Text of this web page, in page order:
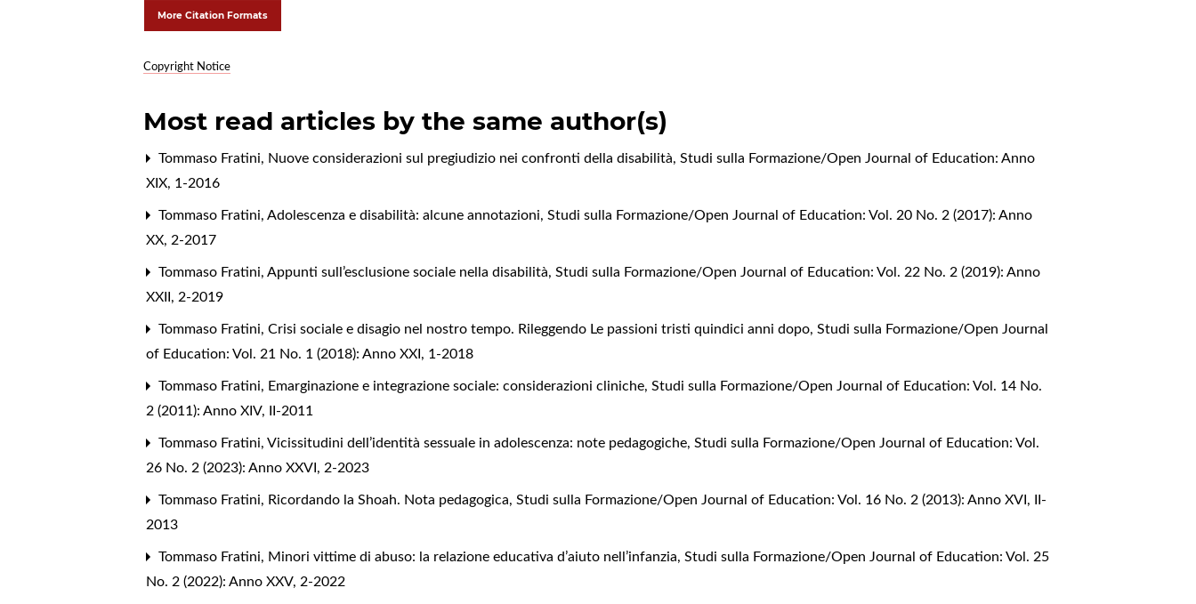
More Citation Formats
Copyright Notice
Most read articles by the same author(s)
Tommaso Fratini, Nuove considerazioni sul pregiudizio nei confronti della disabilità,Studi sulla Formazione/Open Journal of Education: Anno
XIX, 1-2016
Tommaso Fratini,Adolescenza e disabilità: alcune annotazioni,Studi sulla Formazione/Open Journal of Education: Vol. 20 No. 2 (2017): Anno
XX, 2-2017
Tommaso Fratini,Appunti sull’esclusione sociale nella disabilità,Studi sulla Formazione/Open Journal of Education: Vol. 22 No. 2 (2019): Anno
XXII, 2-2019
Tommaso Fratini,Crisi sociale e disagio nel nostro tempo. Rileggendo Le passioni tristi quindici anni dopo,Studi sulla Formazione/Open Journal
of Education: Vol. 21 No. 1 (2018): Anno XXI, 1-2018
Tommaso Fratini, Emarginazione e integrazione sociale: considerazioni cliniche,Studi sulla Formazione/Open Journal of Education: Vol. 14 No.
2 (2011): Anno XIV, II-2011
Tommaso Fratini,Vicissitudini dell’identità sessuale in adolescenza: note pedagogiche,Studi sulla Formazione/Open Journal of Education: Vol.
26 No. 2 (2023): Anno XXVI, 2-2023
Tommaso Fratini, Ricordando la Shoah. Nota pedagogica,Studi sulla Formazione/Open Journal of Education: Vol. 16 No. 2 (2013): Anno XVI, II-
2013
Tommaso Fratini, Minori vittime di abuso: la relazione educativa d’aiuto nell’infanzia,Studi sulla Formazione/Open Journal of Education: Vol. 25
No. 2 (2022): Anno XXV, 2-2022